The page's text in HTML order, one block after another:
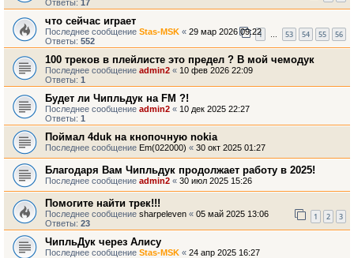
Ответы: 17
что сейчас играет
Последнее сообщение Stas-MSK « 29 мар 2026 09:22
Ответы: 552
1 … 53 54 55 56
100 треков в плейлисте это предел ? В мой чемодук
Последнее сообщение admin2 « 10 фев 2026 22:09
Ответы: 1
Будет ли Чипльдук на FM ?!
Последнее сообщение admin2 « 10 дек 2025 22:27
Ответы: 1
Поймал 4duk на кнопочную nokia
Последнее сообщение Em(022000) « 30 окт 2025 01:27
Благодаря Вам Чипльдук продолжает работу в 2025!
Последнее сообщение admin2 « 30 июл 2025 15:26
Помогите найти трек!!!
Последнее сообщение sharpeleven « 05 май 2025 13:06
Ответы: 23
1 2 3
ЧипльДук через Алису
Последнее сообщение Stas-MSK « 24 апр 2025 16:27